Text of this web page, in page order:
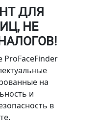
ДЛЯ
НЕ
на
и
в